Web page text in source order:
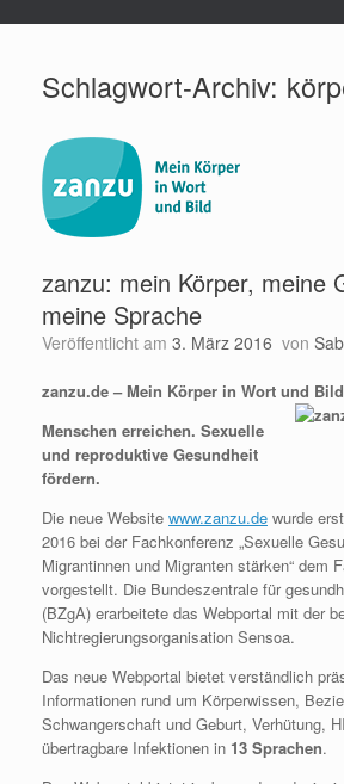
Schlagwort-Archiv:
zanzu: mein Körper, meine
meine Sprache
Veröffentlicht am 3. März 2016 von
zanzu.de – Mein Körper in Wort und Bild
Menschen erreichen. Sexuelle
und reproduktive Gesundheit
fördern.
Die neue Website www.zanzu.de wurde
2016 bei der Fachkonferenz „Sexuelle
Migrantinnen und Migranten stärken“ dem
vorgestellt. Die Bundeszentrale für
(BZgA) erarbeitete das Webportal mit der
Nichtregierungsorganisation Sensoa.
Das neue Webportal bietet verständlich
Informationen rund um Körperwissen,
Schwangerschaft und Geburt, Verhütung,
übertragbare Infektionen in 13 Sprachen.